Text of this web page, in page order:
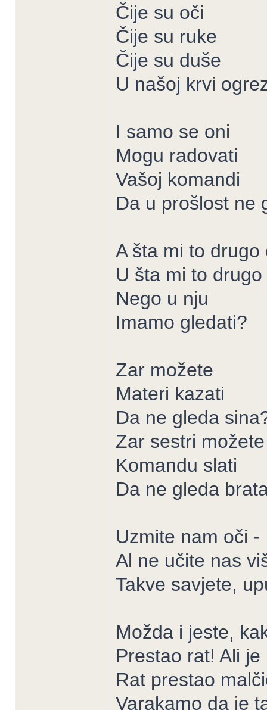
Čije su oči
Čije su ruke
Čije su duše
U našoj krvi
I samo se oni
Mogu radovati
Vašoj komandi
Da u prošlost ne
A šta mi to
U šta mi to drugo
Nego u nju
Imamo gledati?
Zar možete
Materi kazati
Da ne gleda
Zar sestri možete
Komandu slati
Da ne gleda
Uzmite nam oči -
Al ne učite nas
Takve savjete,
Možda i jeste,
Prestao rat! Ali
Rat prestao
Varakamo da je